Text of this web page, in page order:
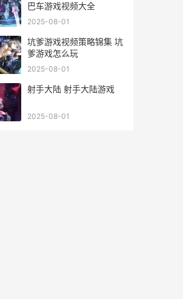
巴车游戏视频大全
2025-08-01
坑爹游戏视频策略锦集 坑
爹游戏怎么玩
2025-08-01
射手大陆 射手大陆游戏
2025-08-01